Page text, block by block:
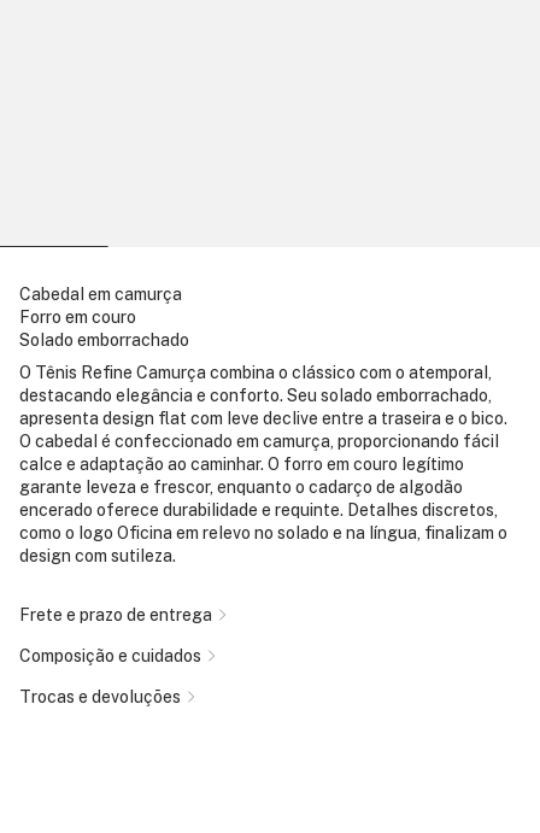
Cabedal em camurça
Forro em couro
Solado emborrachado
O Tênis Refine Camurça combina o clássico com o atemporal,
destacando elegância e conforto. Seu solado emborrachado,
apresenta design flat com leve declive entre a traseira e o bico.
O cabedal é confeccionado em camurça, proporcionando fácil
calce e adaptação ao caminhar. O forro em couro legítimo
garante leveza e frescor, enquanto o cadarço de algodão
encerado oferece durabilidade e requinte. Detalhes discretos,
como o logo Oficina em relevo no solado e na língua, finalizam o
design com sutileza.
Frete e prazo de entrega
Composição e cuidados
Trocas e devoluções